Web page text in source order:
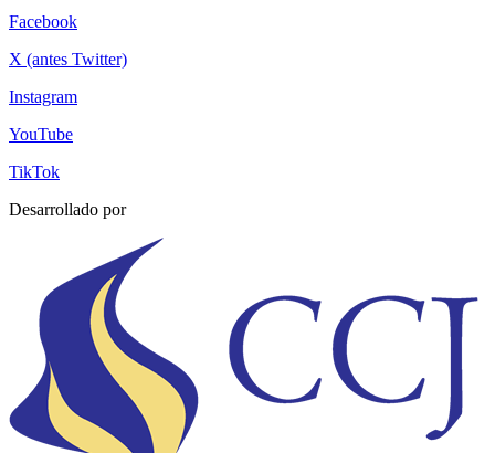
Facebook
X (antes Twitter)
Instagram
YouTube
TikTok
Desarrollado por